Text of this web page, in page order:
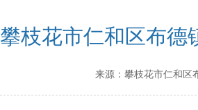
攀枝花市仁和区布德
来源： 攀枝花市仁和区